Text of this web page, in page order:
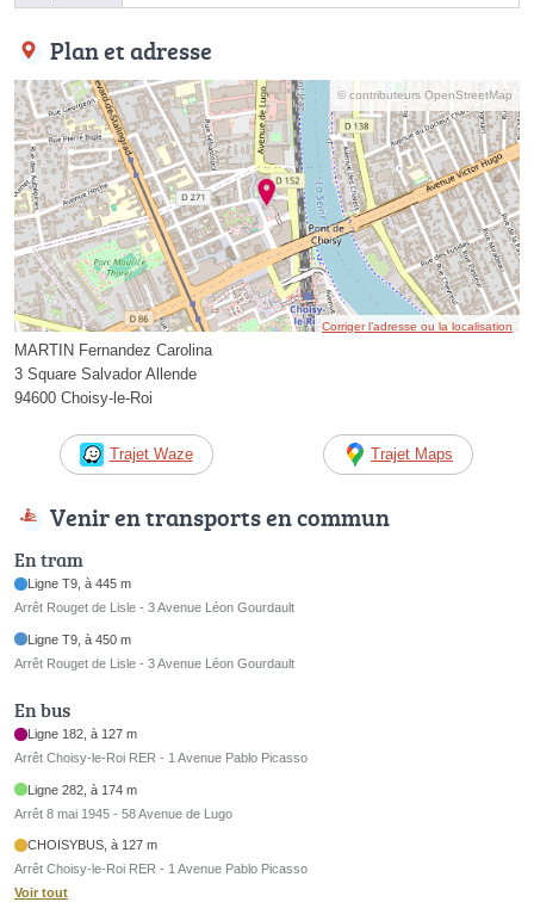
Plan et adresse
© contributeurs OpenStreetMap
Corriger l’adresse ou la localisation
MARTIN Fernandez Carolina
3 Square Salvador Allende
94600 Choisy-le-Roi
Trajet Waze Trajet Maps
Venir en transports en commun
En tram
Ligne T9, à 445 m
Arrêt Rouget de Lisle - 3 Avenue Léon Gourdault
Ligne T9, à 450 m
Arrêt Rouget de Lisle - 3 Avenue Léon Gourdault
En bus
Ligne 182, à 127 m
Arrêt Choisy-le-Roi RER - 1 Avenue Pablo Picasso
Ligne 282, à 174 m
Arrêt 8 mai 1945 - 58 Avenue de Lugo
CHOISYBUS, à 127 m
Arrêt Choisy-le-Roi RER - 1 Avenue Pablo Picasso
Voir tout